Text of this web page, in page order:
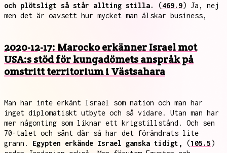
och plötsligt så står allting stilla.
(469.9) Ja, nej
men det är oavsett hur mycket man älskar business,
2020-12-17: Marocko erkänner Israel mot
USA:s stöd för kungadömets anspråk på
omstritt territorium i Västsahara
Man har inte erkänt Israel som nation och man har
inget diplomatiskt utbyte och så vidare. Utan man har
mer någonting som liknar ett krigstillstånd. Och sen
70-talet och sånt där så har det förändrats lite
grann. Egypten erkände Israel ganska tidigt, (105.5)